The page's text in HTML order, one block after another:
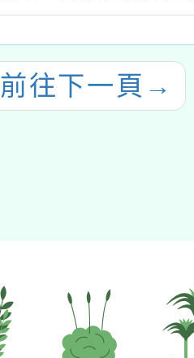
前往下一頁 →